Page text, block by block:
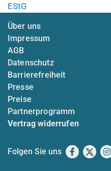
EStG
Über uns
Impressum
AGB
Datenschutz
Barrierefreiheit
Presse
Preise
Partnerprogramm
Vertrag widerrufen
Folgen Sie uns Facebook
X